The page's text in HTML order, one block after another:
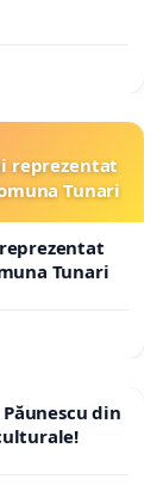
reprezentat
Tunari
Tunari
din